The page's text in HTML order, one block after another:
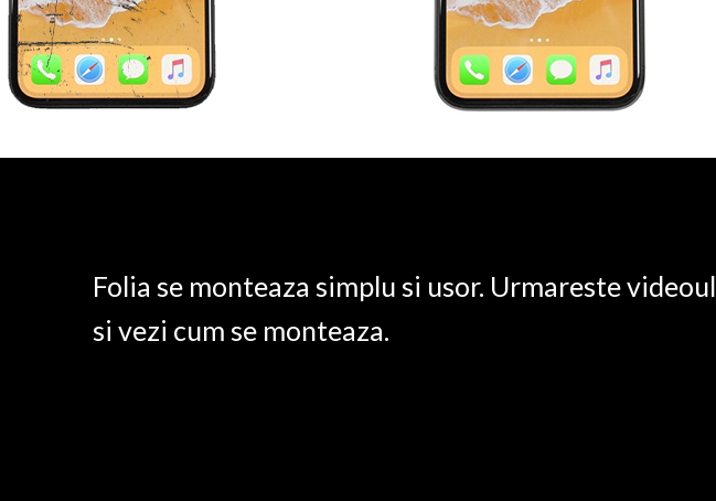
Folia se monteaza simplu si usor. Urmareste videoul
si vezi cum se monteaza.